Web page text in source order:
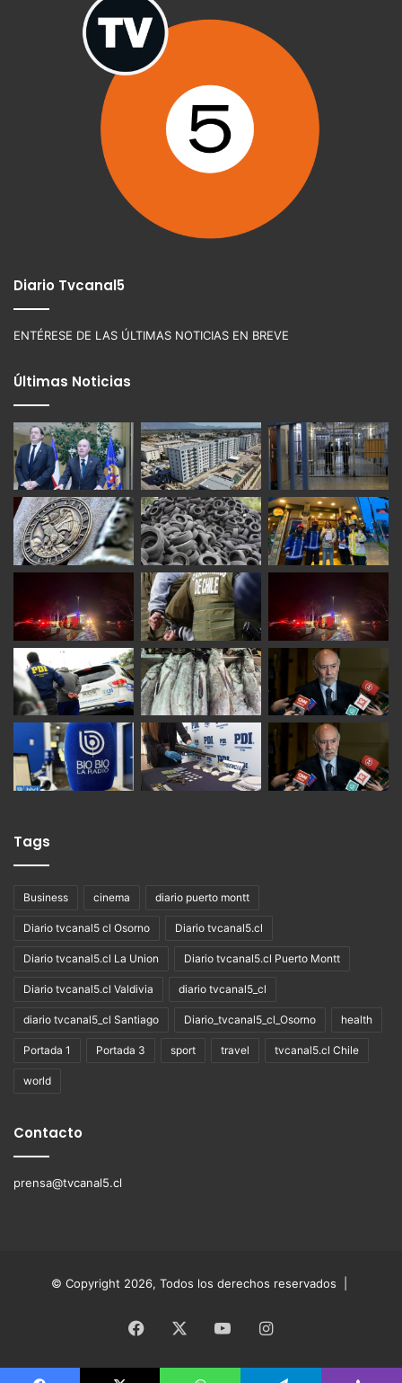
Diario Tvcanal5
ENTÉRESE DE LAS ÚLTIMAS NOTICIAS EN BREVE
Últimas Noticias
Tags
Business cinema diario puerto montt
Diario tvcanal5 cl Osorno Diario tvcanal5.cl
Diario tvcanal5.cl La Union Diario tvcanal5.cl Puerto Montt
Diario tvcanal5.cl Valdivia diario tvcanal5_cl
diario tvcanal5_cl Santiago Diario_tvcanal5_cl_Osorno health
Portada 1 Portada 3 sport travel tvcanal5.cl Chile
world
Contacto
prensa@tvcanal5.cl
© Copyright 2026, Todos los derechos reservados |
Facebook YouTubeInstagram